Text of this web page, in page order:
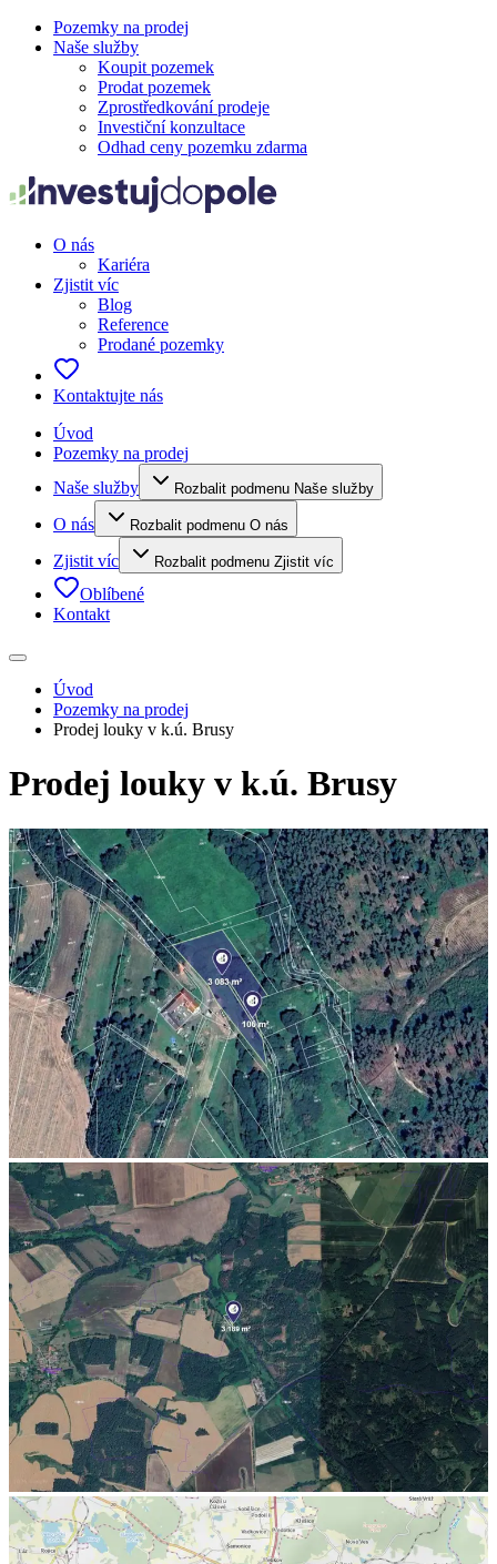
Pozemky na prodej
Naše služby
Koupit pozemek
Prodat pozemek
Zprostředkování prodeje
Investiční konzultace
Odhad ceny pozemku zdarma
O nás
Kariéra
Zjistit víc
Blog
Reference
Prodané pozemky
Kontaktujte nás
Úvod
Pozemky na prodej
Naše služby
Rozbalit podmenu Naše služby
O nás Rozbalit podmenu O nás
Zjistit víc Rozbalit podmenu Zjistit víc
Oblíbené
Kontakt
Úvod
Pozemky na prodej
Prodej louky v k.ú. Brusy
Prodej louky v k.ú. Brusy